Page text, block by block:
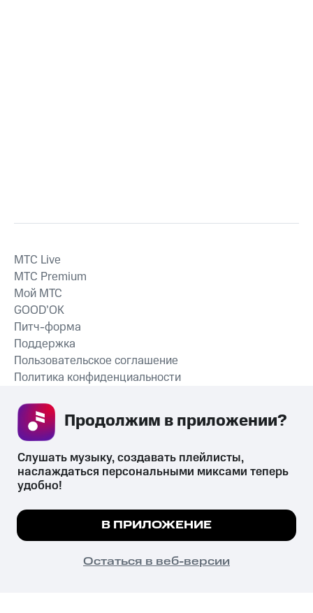
СКАЧАТЬ ПРИЛОЖЕНИЕ
MTС Live
MTС Premium
Мой МТС
GOOD’OK
Питч-форма
Поддержка
Пользовательское соглашение
Политика конфиденциальности
психотропных веществ, их аналогов причиняет вред здоровью,
их незаконный оборот запрещён и влечёт установленную
законодательством ответственность.
© 2026 ООО «КИОН».
Все права защищены
Мы используем куки, чтобы на сайте все
Подробнее
ПОНЯТНО
Слушать музыку, создавать плейлисты,
наслаждаться персональными миксами теперь
удобно!
В ПРИЛОЖЕНИЕ
Остаться в веб-версии